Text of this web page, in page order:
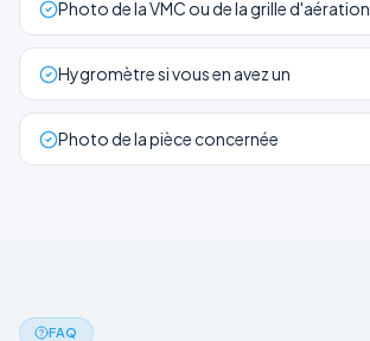
Photo de la VMC ou de la grille d'aération
Hygromètre si vous en avez un
Photo de la pièce concernée
FAQ